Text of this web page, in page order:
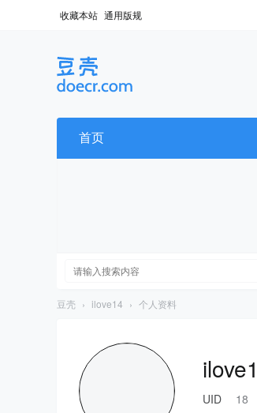
收藏本站 通用版规
首页
豆壳 › ilove14 › 个人资料
UID
18